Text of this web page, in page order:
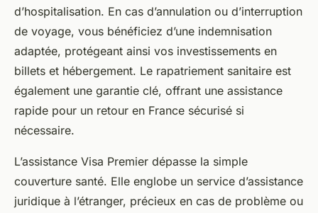
d’hospitalisation. En cas d’annulation ou d’interruption
de voyage, vous bénéficiez d’une indemnisation
adaptée, protégeant ainsi vos investissements en
billets et hébergement. Le rapatriement sanitaire est
également une garantie clé, offrant une assistance
rapide pour un retour en France sécurisé si
nécessaire.
L’assistance Visa Premier dépasse la simple
couverture santé. Elle englobe un service d’assistance
juridique à l’étranger, précieux en cas de problème ou